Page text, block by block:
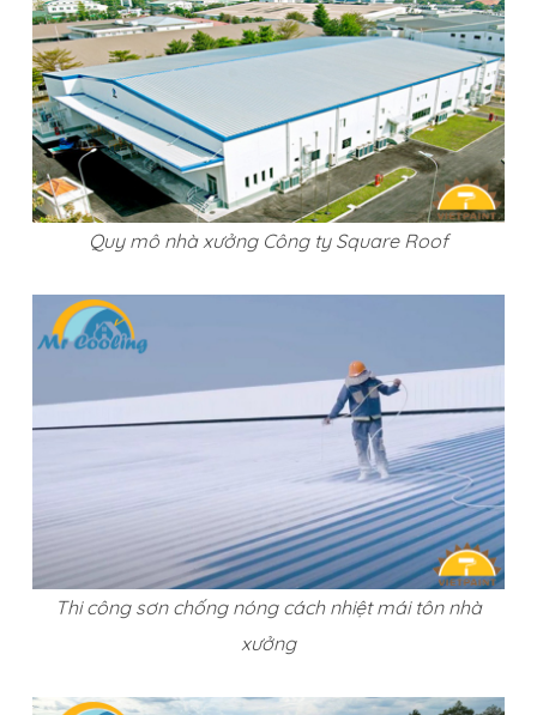
Quy mô nhà xưởng Công ty Square Roof
Thi công sơn chống nóng cách nhiệt mái tôn nhà
xưởng